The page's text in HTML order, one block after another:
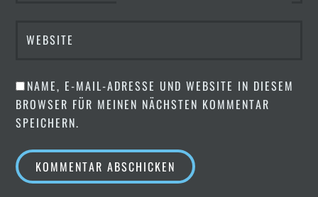
WEBSITE
NAME, E-MAIL-ADRESSE UND WEBSITE IN DIESEM
BROWSER FÜR MEINEN NÄCHSTEN KOMMENTAR
SPEICHERN.